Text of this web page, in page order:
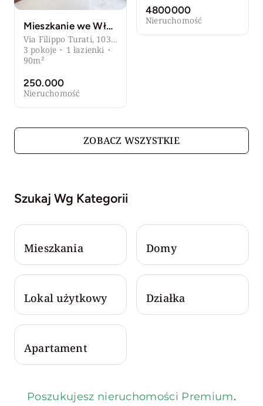
ZOBACZ WSZYSTKIE
Mieszkanie we Włoszech blisko plaży – Giulianova, Abruzja
Via Filippo Turati, 103, Giulianova, Prowincja Teramo, Włochy
3 pokoje · 1 łazienki ·
90m²
250.000
Nieruchomość
4800000
Nieruchomość
Szukaj Wg Kategorii
Mieszkania Domy
Lokal użytkowy Działka
Apartament
Poszukujesz nieruchomości Premium.